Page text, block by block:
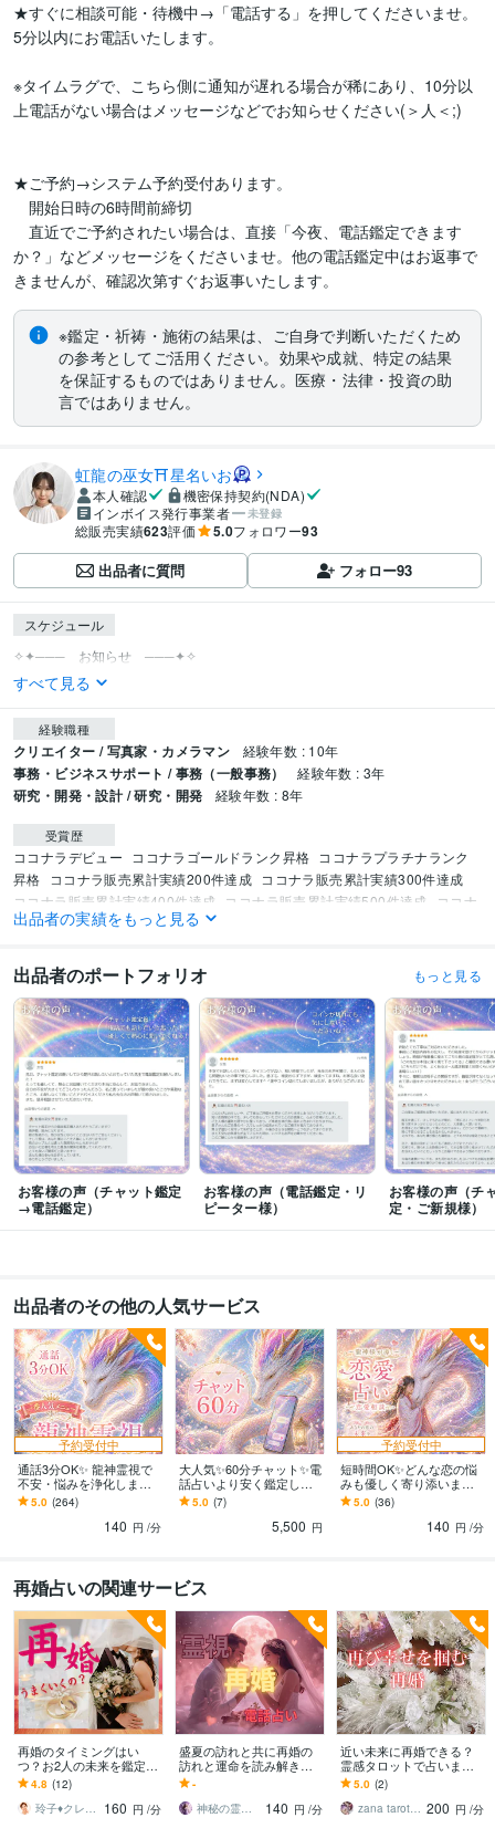
★すぐに相談可能・待機中→「電話する」を押してくださいませ。
5分以内にお電話いたします。
※タイムラグで、こちら側に通知が遅れる場合が稀にあり、10分以
上電話がない場合はメッセージなどでお知らせください(＞人＜;)
★ご予約→システム予約受付あります。
開始日時の6時間前締切
直近でご予約されたい場合は、直接「今夜、電話鑑定できます
か？」などメッセージをくださいませ。他の電話鑑定中はお返事で
きませんが、確認次第すぐお返事いたします。
※鑑定・祈祷・施術の結果は、ご自身で判断いただくため
の参考としてご活用ください。効果や成就、特定の結果
を保証するものではありません。医療・法律・投資の助
言ではありません。
虹龍の巫女⛩️星名いお
本人確認
機密保持契約(NDA)
インボイス発行事業者
未登録
総販売実績623評価 5.0フォロワー93
出品者に質問 フォロー93
スケジュール
すべて見る
経験職種
クリエイター / 写真家・カメラマン 経験年数 : 10年
事務・ビジネスサポート / 事務（一般事務） 経験年数 : 3年
研究・開発・設計 / 研究・開発 経験年数 : 8年
受賞歴
ココナラデビュー ココナラゴールドランク昇格 ココナラプラチナランク
昇格
ココナラ販売累計実績200件達成 ココナラ販売累計実績300件達成
ココナラ販売累計実績400件達成
ココナラ販売累計実績500件達成
ココナ
ラ販売累計実績600件達成
資格・検定
普通自動車第一種運転免許 取得年 : 1999年
毒物劇物取扱責任者 取得年 : 2002年
甲種危険物取扱者 取得年 : 2002年
ホームヘルパー2級 取得年 : 2009年
ビジネス・クリエイティブツール
Excel:25年Word:25年 Google スプレッドシート:3年PowerPoint:25年
ペライチ:6年JIMDO:10年 Adobe Photoshop:8年Lightroom:8年Canva:6年
CapCut:5年
得意分野
占い オラクルカード タロットカード 数秘 龍神メッセージ
都内中高一貫女子校 1993年3月 ~ 1999年2月
語学力
英語 日常会話レベル
出品者の実績をもっと見る
出品者のポートフォリオ もっと見る
お客様の声（チャット鑑定
→電話鑑定）
お客様の声（電話鑑定・リ
ピーター様）
お客様の声（チ
定・ご新規様）
出品者のその他の人気サービス
予約受付中
通話3分OK✨ 龍神霊視で
不安・悩みを浄化します
✨販売実績200件突破✨恋
愛・復縁・仕事・人間関
5.0 (264)
140 円 /分
大人気✨60分チャット✨電
話占いより安く鑑定しま
す 複雑なお悩みを深く丁
寧に鑑定！
5.0 (7)
5,500 円
予約受付中
短時間OK✨どんな恋の悩
みも優しく寄り添います
♡相手の気持ち・出会
い・遠距離・浮気・復
縁・不倫・結婚♡
5.0 (36)
140 円 /分
再婚占いの関連サービス
再婚のタイミングはい
つ？お2人の未来を鑑定し
ます 今度こそ幸せになり
たい♡結婚・入籍のタイ
ミングを鑑定します
4.8 (12)
玲子♦️クレアインサイト（洞視）
160 円 /分
盛夏の訪れと共に再婚の
訪れと運命を読み解きま
す 琉球の神秘なエネルギ
ーと占星術を融合し再婚
と運命を導きます
-
神秘の霊視⭐結月（Yuzuki）
140 円 /分
近い未来に再婚できる？
霊感タロットで占います
幸せになりたいその希
望、その不安を消去しま
す。
5.0 (2)
zana tarot room 200 円 /分